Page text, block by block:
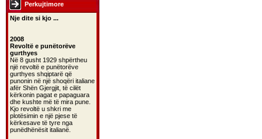
Perkujtimore
Nje dite si kjo ...
2008
Revoltë e punëtorëve
gurthyes
Në 8 gusht 1929 shpërtheu
një revoltë e punëtorëve
gurthyes shqiptarë që
punonin në një shoqëri italiane
afër Shën Gjergjit, të cilët
kërkonin pagat e papaguara
dhe kushte më të mira pune.
Kjo revoltë u shkri me
plotësimin e një pjese të
kërkesave të tyre nga
punëdhënësit italianë.